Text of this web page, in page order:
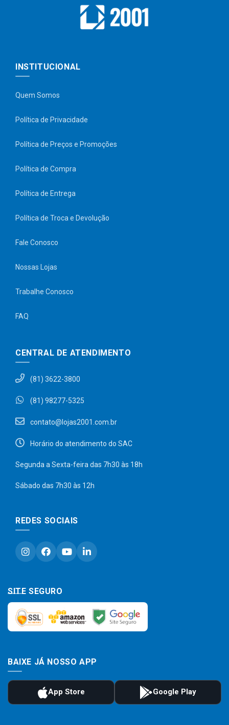
INSTITUCIONAL
Quem Somos
Política de Privacidade
Política de Preços e Promoções
Política de Compra
Política de Entrega
Política de Troca e Devolução
Fale Conosco
Nossas Lojas
Trabalhe Conosco
FAQ
CENTRAL DE ATENDIMENTO
(81) 3622-3800
(81) 98277-5325
contato@lojas2001.com.br
Horário do atendimento do SAC
Segunda a Sexta-feira das 7h30 às 18h
Sábado das 7h30 às 12h
REDES SOCIAIS
SITE SEGURO
BAIXE JÁ NOSSO APP